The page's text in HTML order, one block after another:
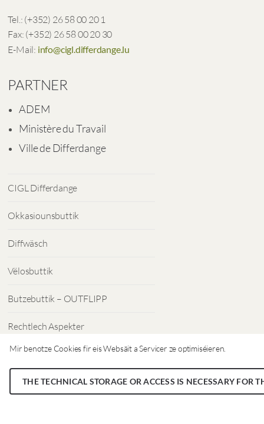
Mir benotze Cookies fir eis Websäit a Servicer ze optimiséieren.
THE TECHNICAL STORAGE OR ACCESS IS NECESSARY FOR
Tel.: (+352) 26 58 00 20 1
Fax: (+352) 26 58 00 20 30
E-Mail: info@cigl.differdange.lu
PARTNER
ADEM
Ministère du Travail
Ville de Differdange
CIGL Differdange
Okkasiounsbuttik
Diffwäsch
Vëlosbuttik
Butzebuttik – OUTFLIPP
Rechtlech Aspekter
Dateschutz